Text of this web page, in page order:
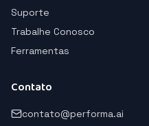
Suporte
Trabalhe Conosco
Ferramentas
Contato
contato@performa.ai